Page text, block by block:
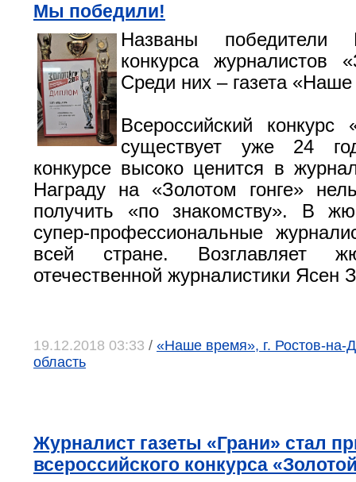
Мы победили!
Названы победители
конкурса журналистов
Среди них – газета
Всероссийский конкурс
существует уже 24
конкурсе высоко ценится в
Награду на «Золотом гонге»
получить «по знакомству». В
супер-профессиональные
всей стране. Возглавляет
отечественной журналистики Ясен
19.12.2018 03:33 / «Наше время», г. Ростов-на-
область
Журналист газеты «Грани» стал
всероссийского конкурса